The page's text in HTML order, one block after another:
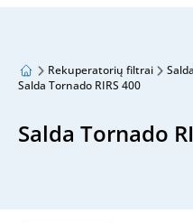
Rekuperatorių filtrai Salda
Salda Tornado RIRS 400
Salda Tornado